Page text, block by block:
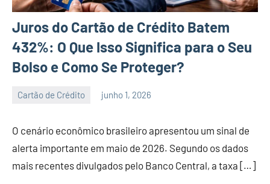
Juros do Cartão de Crédito Batem
432%: O Que Isso Significa para o Seu
Bolso e Como Se Proteger?
Cartão de Crédito junho 1, 2026
O cenário econômico brasileiro apresentou um sinal de
alerta importante em maio de 2026. Segundo os dados
mais recentes divulgados pelo Banco Central, a taxa […]